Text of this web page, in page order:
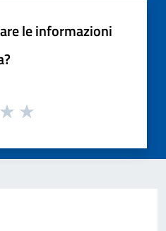
le informazioni